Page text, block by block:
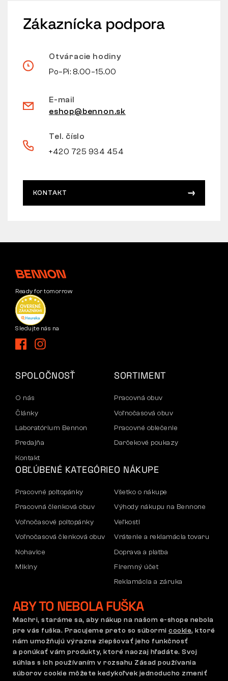
Zákaznícka podpora
Otváracie hodiny
Po–Pi: 8.00–15.00
E-mail
eshop@bennon.sk
Tel. číslo
+420 725 934 454
KONTAKT
Ready for tomorrow
Sledujte nás na
SPOLOČNOSŤ
O nás
Články
Laboratórium Bennon
Predajňa
Kontakt
SORTIMENT
Pracovná obuv
Voľnočasová obuv
Pracovné oblečenie
Darčekové poukazy
OBĽÚBENÉ KATEGÓRIE
Pracovné poltopánky
Pracovná členková obuv
Voľnočasové poltopánky
Voľnočasová členková obuv
Nohavice
Mikiny
O NÁKUPE
Všetko o nákupe
Výhody nákupu na Bennone
Veľkosti
Vrátenie a reklamácia tovaru
Doprava a platba
Firemný účet
Reklamácia a záruka
Obchodné podmienky
Reklamačný poriadok
Nastavenie súborov cookie
GDPR
Slovensko | Slovenčina
ABY TO NEBOLA FUŠKA
Machri, staráme sa, aby nákup na našom e-shope nebola
pre vás fuška. Pracujeme preto so súbormi cookie, ktoré
nám umožňujú výrazne zlepšovať jeho funkčnosť
a ponúkať vám produkty, ktoré naozaj hľadáte. Svoj
súhlas s ich používaním v rozsahu Zásad používania
súborov cookie môžete kedykoľvek jednoducho zmeniť